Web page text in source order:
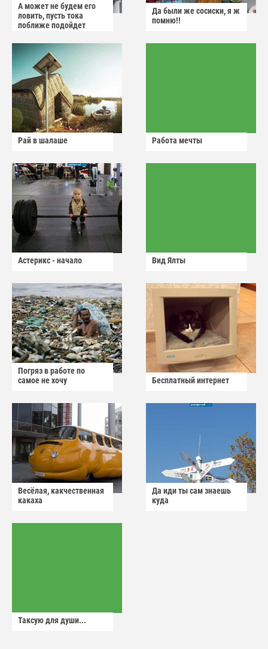
А может не будем его
ловить, пусть тока
поближе подойдет
Да были же сосиски, я ж
помню!!
Рай в шалаше Работа мечты
Астерикс - начало Вид Ялты
Погряз в работе по
самое не хочу
Бесплатный интернет
Весёлая, какчественная
какаха
Да иди ты сам знаешь
куда
Таксую для души...